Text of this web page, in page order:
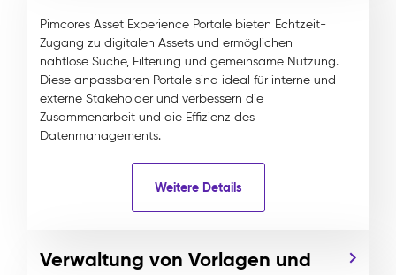
Pimcores Asset Experience Portale bieten Echtzeit-
Zugang zu digitalen Assets und ermöglichen
nahtlose Suche, Filterung und gemeinsame Nutzung.
Diese anpassbaren Portale sind ideal für interne und
externe Stakeholder und verbessern die
Zusammenarbeit und die Effizienz des
Datenmanagements.
Weitere Details
Verwaltung von Vorlagen und